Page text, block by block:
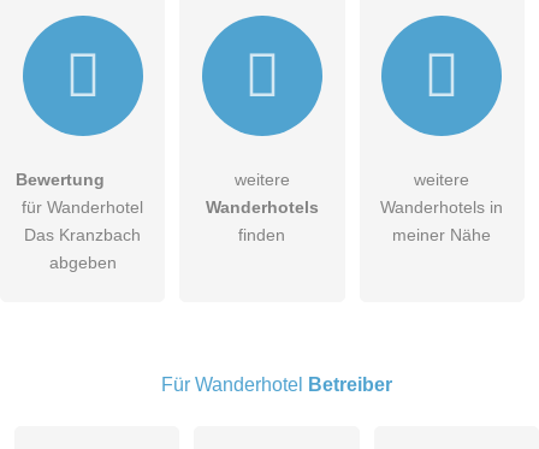
Hiermit akzeptiere ich dieAGB
Die Datenschutzerklärung habe ich zur Kenntnis genommen.
Besucher sichtbar.
Bewertung
für Wanderhotel
Das Kranzbach
abgeben
weitere
Wanderhotels
finden
weitere
Wanderhotels in
meiner Nähe
Für Wanderhotel Betreiber